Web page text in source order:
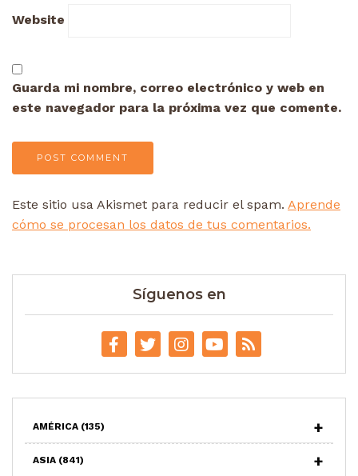
Website
Guarda mi nombre, correo electrónico y web en
este navegador para la próxima vez que comente.
Este sitio usa Akismet para reducir el spam. Aprende
cómo se procesan los datos de tus comentarios.
Síguenos en
AMÉRICA (135)
ASIA (841)